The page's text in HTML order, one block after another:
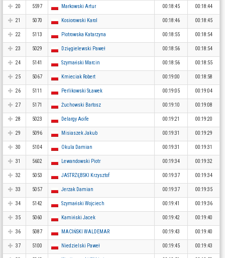
20 5597 Markowski Artur 00:18:45 00:18:44
21 5070 Kosiorowski Karol 00:18:46 00:18:45
22 5113 Piotrowska Katarzyna 00:18:55 00:18:54
23 5029 Dzięgielewski Paweł 00:18:56 00:18:54
24 5141 Szymański Marcin 00:18:56 00:18:55
25 5067 Kmieciak Robert 00:19:00 00:18:58
26 5111 Perlikowski SŁawek 00:19:05 00:19:04
27 5171 Żuchowski Bartosz 00:19:10 00:19:08
28 5023 Delargy Aoife 00:19:21 00:19:20
29 5096 Misiaszek Jakub 00:19:31 00:19:29
30 5104 Okula Damian 00:19:31 00:19:31
31 5602 Lewandowski Piotr 00:19:34 00:19:32
32 5053 JASTRZĘBSKI Krzysztof 00:19:37 00:19:34
33 5057 Jerzak Damian 00:19:37 00:19:35
34 5142 Szymański Wojciech 00:19:41 00:19:36
35 5060 Kamiński Jacek 00:19:42 00:19:40
36 5087 MACIŃSKI WALDEMAR 00:19:43 00:19:40
37 5100 Niedzielski Paweł 00:19:45 00:19:43